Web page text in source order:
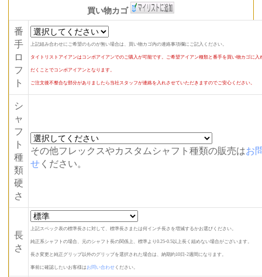
買い物カゴ
番
手
ロ
フ
ト
上記組み合わせにご希望のものが無い場合は、買い物カゴ内の連絡事項欄にご記入ください。
タイトリストアイアンはコンボアイアンでのご購入が可能です。ご希望アイアン種類と番手を買い物カゴに入
だくことでコンボアイアンとなります。
ご注文後不整合な部分がありましたら当社スタッフが連絡を入れさせていただきますのでご安心ください。
シ
ャ
フ
ト
種
類
硬
さ
その他フレックスやカスタムシャフト種類の販売はお
せ ください。
長
さ
上記スペック表の標準長さに対して、標準長さまたは何インチ長さを増減するかお選びください。
純正系シャフトの場合、元のシャフト長の関係上、標準より0.25-0.5以上長く組めない場合がございます。
長さ変更と純正グリップ以外のグリップを選択された場合は、納期約10日-2週間になります。
事前に確認したいお客様はお問い合わせ ください。